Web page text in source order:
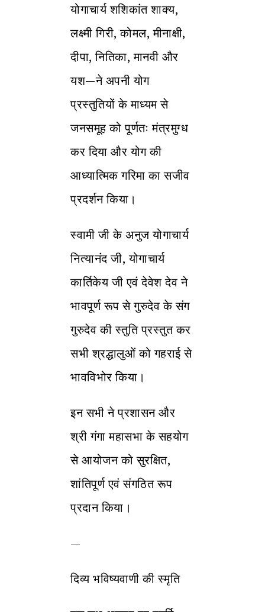
योगाचार्य शशिकांत शाक्य,
लक्ष्मी गिरी, कोमल, मीनाक्षी,
दीपा, नितिका, मानवी और
यश—ने अपनी योग
प्रस्तुतियों के माध्यम से
जनसमूह को पूर्णतः मंत्रमुग्ध
कर दिया और योग की
आध्यात्मिक गरिमा का सजीव
प्रदर्शन किया।
स्वामी जी के अनुज योगाचार्य
नित्यानंद जी, योगाचार्य
कार्तिकेय जी एवं देवेश देव ने
भावपूर्ण रूप से गुरुदेव के संग
गुरुदेव की स्तुति प्रस्तुत कर
सभी श्रद्धालुओं को गहराई से
भावविभोर किया।
इन सभी ने प्रशासन और
श्री गंगा महासभा के सहयोग
से आयोजन को सुरक्षित,
शांतिपूर्ण एवं संगठित रूप
प्रदान किया।
—
दिव्य भविष्यवाणी की स्मृति